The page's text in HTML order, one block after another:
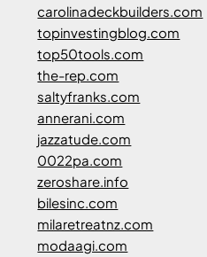
carolinadeckbuilders.com
topinvestingblog.com
top50tools.com
the-rep.com
saltyfranks.com
annerani.com
jazzatude.com
0022pa.com
zeroshare.info
bilesinc.com
milaretreatnz.com
modaagi.com